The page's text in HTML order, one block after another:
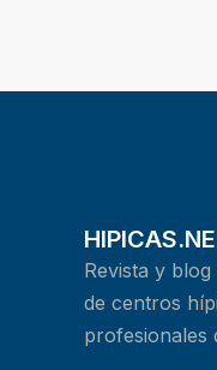
Revista y
de centros
profesionales